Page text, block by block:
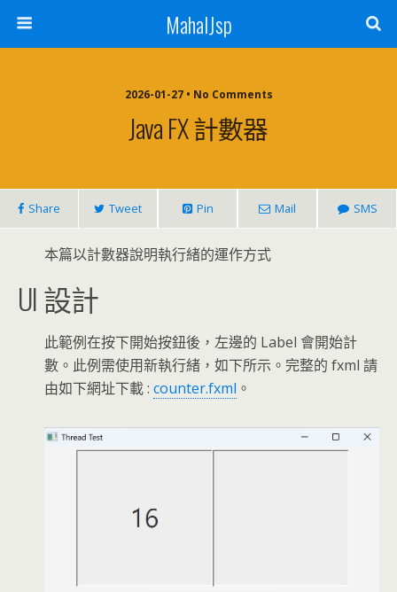
MahalJsp
2026-01-27 • No Comments
Java FX 計數器
Share Tweet Pin Mail SMS
本篇以計數器說明執行緒的運作方式
UI 設計
此範例在按下開始按鈕後，左邊的 Label 會開始計
數。此例需使用新執行緒，如下所示。完整的 fxml 請
由如下網址下載 : counter.fxml 。